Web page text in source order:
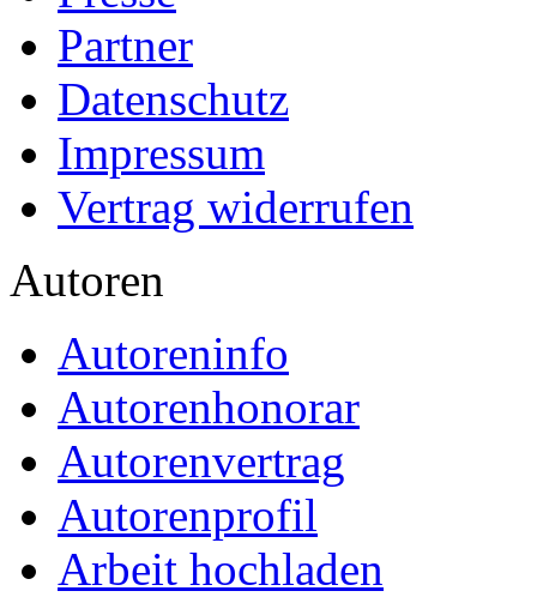
Partner
Datenschutz
Impressum
Vertrag widerrufen
Autoren
Autoreninfo
Autorenhonorar
Autorenvertrag
Autorenprofil
Arbeit hochladen